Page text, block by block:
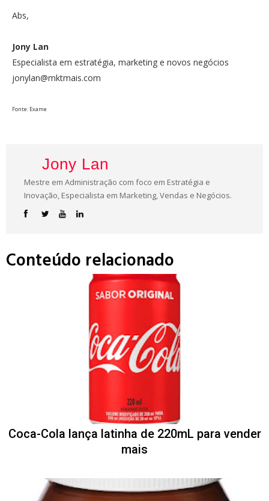
Abs,
Jony Lan
Especialista em estratégia, marketing e novos negócios
jonylan@mktmais.com
Fonte: Exame
Jony Lan
Mestre em Administração com foco em Estratégia e
Inovação, Especialista em Marketing, Vendas e Negócios.
Conteúdo relacionado
Coca-Cola lança latinha de 220mL para vender
mais